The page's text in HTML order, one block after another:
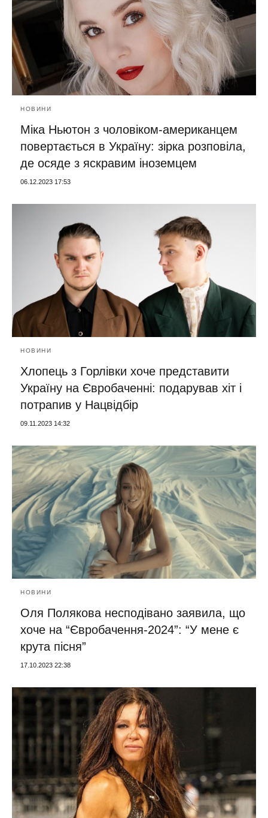
НОВИНИ
Міка Ньютон з чоловіком-американцем
повертається в Україну: зірка розповіла,
де осяде з яскравим іноземцем
06.12.2023 17:53
НОВИНИ
Хлопець з Горлівки хоче представити
Україну на Євробаченні: подарував хіт і
потрапив у Нацвідбір
09.11.2023 14:32
НОВИНИ
Оля Полякова несподівано заявила, що
хоче на “Євробачення-2024”: “У мене є
крута пісня”
17.10.2023 22:38